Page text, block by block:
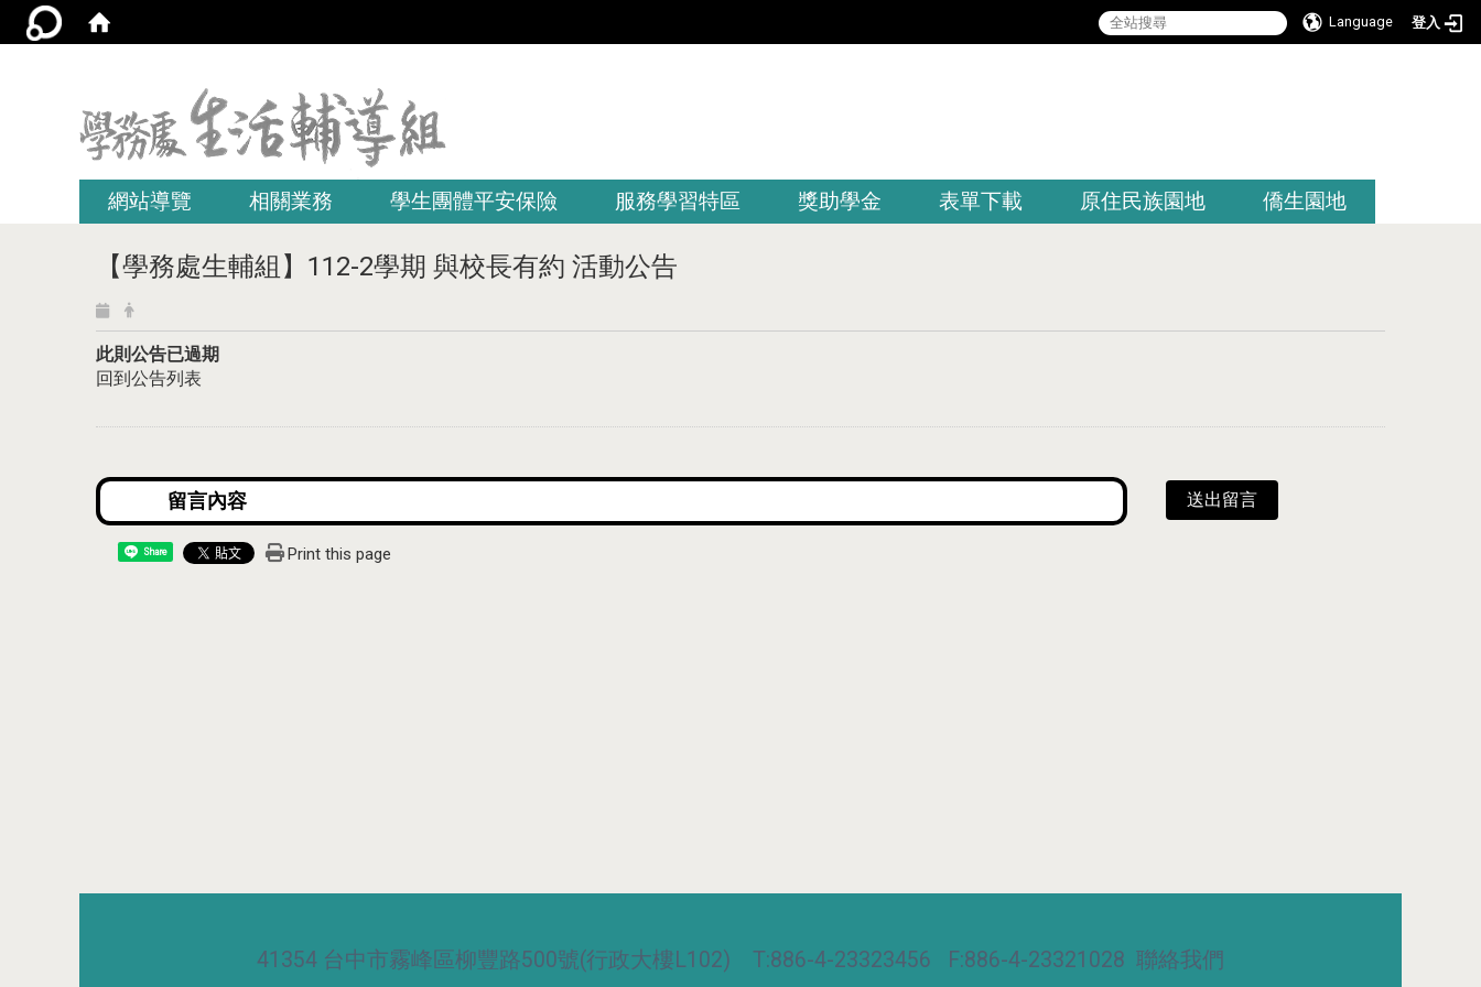
Language 登入
網站導覽 相關業務 學生團體平安保險 服務學習特區 獎助學金 表單下載 原住民族園地 僑生園地
【學務處生輔組】112-2學期 與校長有約 活動公告
此則公告已過期
回到公告列表
送出留言
Share Print this page
41354 台中市霧峰區柳豐路500號(行政大樓L102) T:886-4-23323456 F:886-4-23321028 聯絡我們